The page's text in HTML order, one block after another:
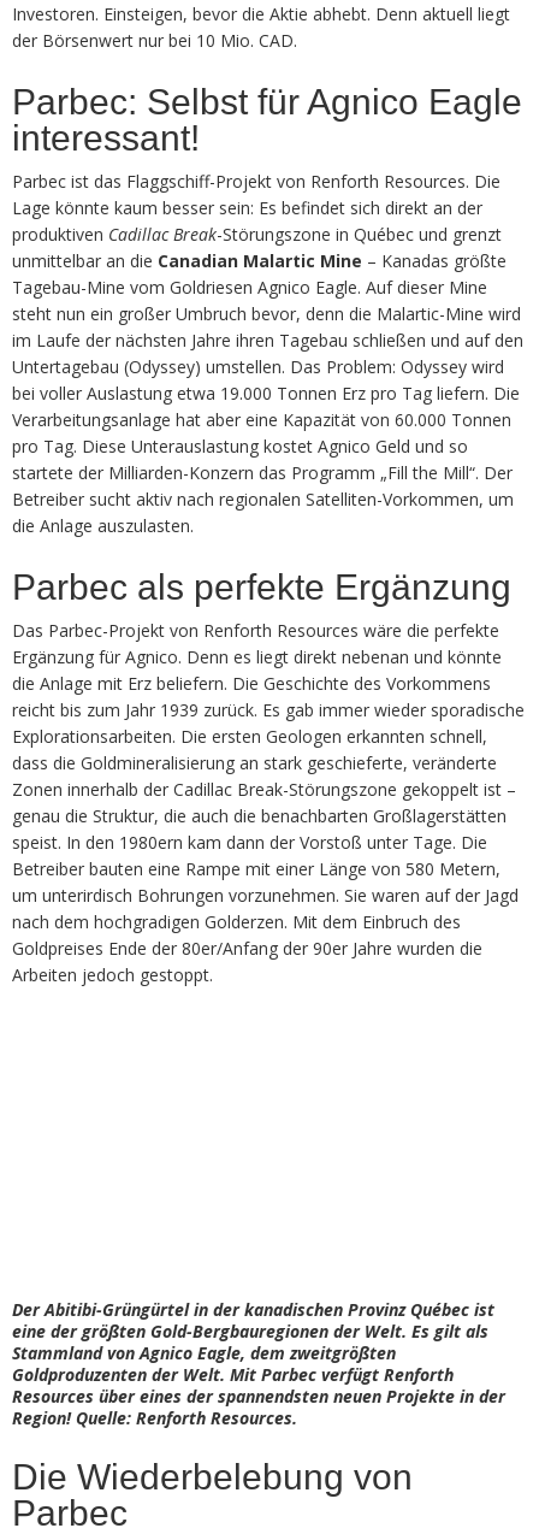
Investoren. Einsteigen, bevor die Aktie abhebt. Denn aktuell liegt
der Börsenwert nur bei 10 Mio. CAD.
Parbec: Selbst für Agnico Eagle
interessant!
Parbec ist das Flaggschiff-Projekt von Renforth Resources. Die
Lage könnte kaum besser sein: Es befindet sich direkt an der
produktiven Cadillac Break-Störungszone in Québec und grenzt
unmittelbar an die Canadian Malartic Mine – Kanadas größte
Tagebau-Mine vom Goldriesen Agnico Eagle. Auf dieser Mine
steht nun ein großer Umbruch bevor, denn die Malartic-Mine wird
im Laufe der nächsten Jahre ihren Tagebau schließen und auf den
Untertagebau (Odyssey) umstellen. Das Problem: Odyssey wird
bei voller Auslastung etwa 19.000 Tonnen Erz pro Tag liefern. Die
Verarbeitungsanlage hat aber eine Kapazität von 60.000 Tonnen
pro Tag. Diese Unterauslastung kostet Agnico Geld und so
startete der Milliarden-Konzern das Programm „Fill the Mill“. Der
Betreiber sucht aktiv nach regionalen Satelliten-Vorkommen, um
die Anlage auszulasten.
Parbec als perfekte Ergänzung
Das Parbec-Projekt von Renforth Resources wäre die perfekte
Ergänzung für Agnico. Denn es liegt direkt nebenan und könnte
die Anlage mit Erz beliefern. Die Geschichte des Vorkommens
reicht bis zum Jahr 1939 zurück. Es gab immer wieder sporadische
Explorationsarbeiten. Die ersten Geologen erkannten schnell,
dass die Goldmineralisierung an stark geschieferte, veränderte
Zonen innerhalb der Cadillac Break-Störungszone gekoppelt ist –
genau die Struktur, die auch die benachbarten Großlagerstätten
speist. In den 1980ern kam dann der Vorstoß unter Tage. Die
Betreiber bauten eine Rampe mit einer Länge von 580 Metern,
um unterirdisch Bohrungen vorzunehmen. Sie waren auf der Jagd
nach dem hochgradigen Golderzen. Mit dem Einbruch des
Goldpreises Ende der 80er/Anfang der 90er Jahre wurden die
Arbeiten jedoch gestoppt.
Der Abitibi-Grüngürtel in der kanadischen Provinz Québec ist
eine der größten Gold-Bergbauregionen der Welt. Es gilt als
Stammland von Agnico Eagle, dem zweitgrößten
Goldproduzenten der Welt. Mit Parbec verfügt Renforth
Resources über eines der spannendsten neuen Projekte in der
Region! Quelle: Renforth Resources.
Die Wiederbelebung von
Parbec